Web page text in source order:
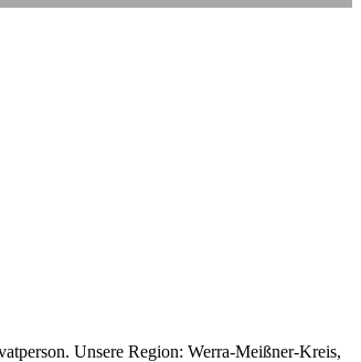
Unsere Region: Werra-Meißner-Kreis,